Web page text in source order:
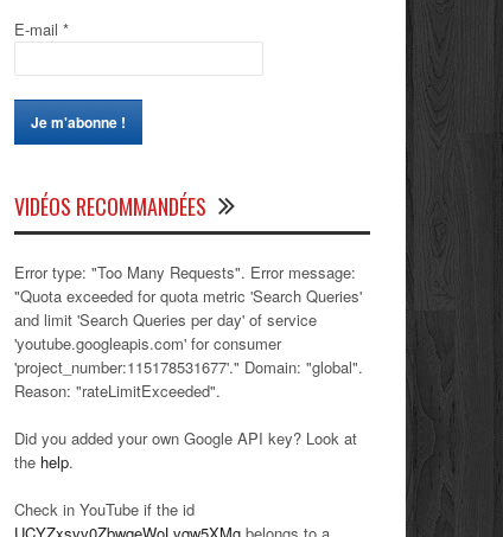
E-mail *
VIDÉOS RECOMMANDÉES
Error type: "Too Many Requests". Error message:
"Quota exceeded for quota metric 'Search Queries'
and limit 'Search Queries per day' of service
'youtube.googleapis.com' for consumer
'project_number:115178531677'." Domain: "global".
Reason: "rateLimitExceeded".
Did you added your own Google API key? Look at
the help.
Check in YouTube if the id
UCYZxsvv0ZbwqeWoLvqw5XMg belongs to a